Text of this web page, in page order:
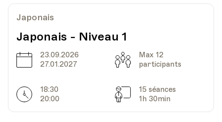
HEP - Haute Ecole Pédagogique - Salle 712
Av. de Cour 33
Japonais
Japonais - Niveau 1
Date
23.09.2026
27.01.2027
Capacité
Max 12
participants
Horarires
18:30
20:00
Séances
15 séances
1h 30min